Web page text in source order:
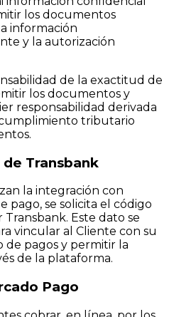
los documentos
información
y la autorización
de la exactitud de
los documentos y
responsabilidad derivada
tributario
Transbank
la integración con
pago, se solicita el código
Este dato se
vincular al Cliente con su
pagos y permitir la
de la plataforma.
Pago